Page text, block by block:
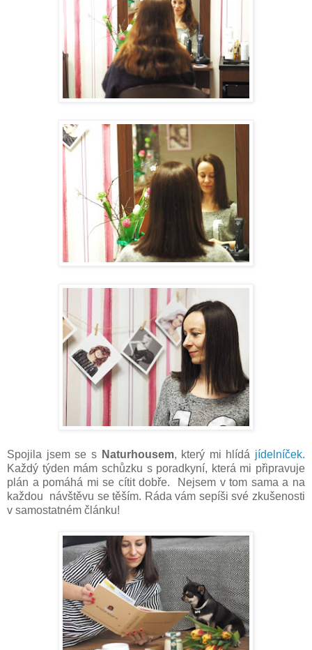
Spojila jsem se s Naturhousem, který mi hlídá jídelníček.
Každý týden mám schůzku s poradkyní, která mi připravuje
plán a pomáhá mi se cítit dobře. Nejsem v tom sama a na
každou návštěvu se těším. Ráda vám sepíši své zkušenosti
v samostatném článku!